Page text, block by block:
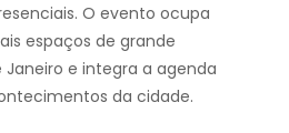
O evento ocupa
espaços de grande
Janeiro e integra a agenda
da cidade.